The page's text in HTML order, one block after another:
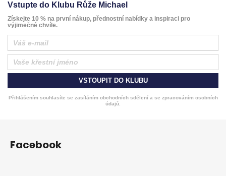
Vstupte do Klubu Růže Michael
Získejte 10 % na první nákup, přednostní nabídky a inspiraci pro
výjimečné chvíle.
VSTOUPIT DO KLUBU
Přihlášením souhlasíte se zasíláním obchodních sdělení a se zpracováním osobních
údajů.
Facebook